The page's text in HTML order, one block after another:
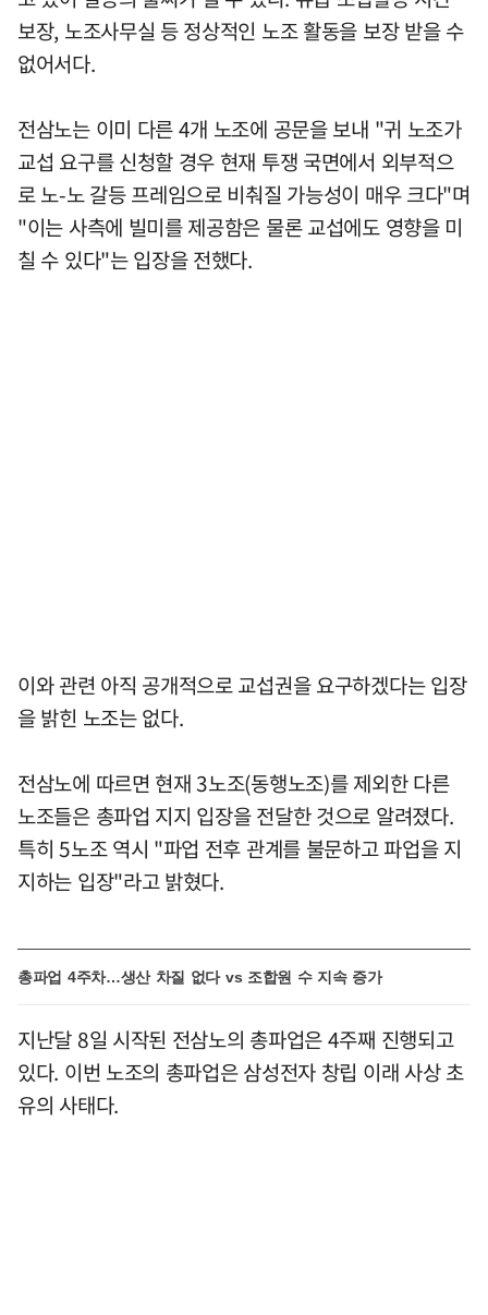
보장, 노조사무실 등 정상적인 노조 활동을 보장 받을 수
없어서다.
전삼노는 이미 다른 4개 노조에 공문을 보내 "귀 노조가
교섭 요구를 신청할 경우 현재 투쟁 국면에서 외부적으
로 노-노 갈등 프레임으로 비춰질 가능성이 매우 크다"며
"이는 사측에 빌미를 제공함은 물론 교섭에도 영향을 미
칠 수 있다"는 입장을 전했다.
이와 관련 아직 공개적으로 교섭권을 요구하겠다는 입장
을 밝힌 노조는 없다.
전삼노에 따르면 현재 3노조(동행노조)를 제외한 다른
노조들은 총파업 지지 입장을 전달한 것으로 알려졌다.
특히 5노조 역시 "파업 전후 관계를 불문하고 파업을 지
지하는 입장"라고 밝혔다.
총파업 4주차…생산 차질 없다 vs 조합원 수 지속 증가
지난달 8일 시작된 전삼노의 총파업은 4주째 진행되고
있다. 이번 노조의 총파업은 삼성전자 창립 이래 사상 초
유의 사태다.